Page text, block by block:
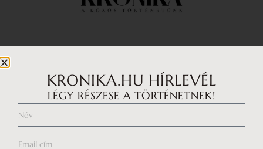
Médiaajánlat
Adatkezelési tájékoztató
KRONIKA.HU HÍRLEVÉL
LÉGY RÉSZESE A TÖRTÉNETNEK!